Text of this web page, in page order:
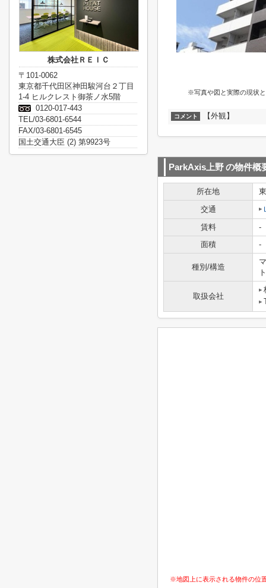
※写真や図と実際の現状
コメント 【外観】
ParkAxis上野の物件概
所在地
交通
賃料
-
面積
-
種別/構造
ト
取扱会社
※地図上に表示される物件の位
株式会社ＲＥＩＣ
〒101-0062
東京都千代田区神田駿河台２丁目
1-4 ヒルクレスト御茶ノ水5階
0120-017-443
TEL/03-6801-6544
FAX/03-6801-6545
国土交通大臣 (2) 第9923号